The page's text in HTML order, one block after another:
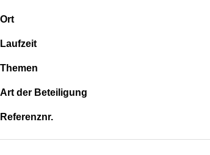
Ort
Laufzeit
Themen
Art der Beteiligung
Referenznr.